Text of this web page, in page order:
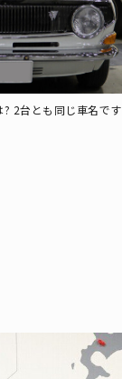
? 2台とも同じ車名です